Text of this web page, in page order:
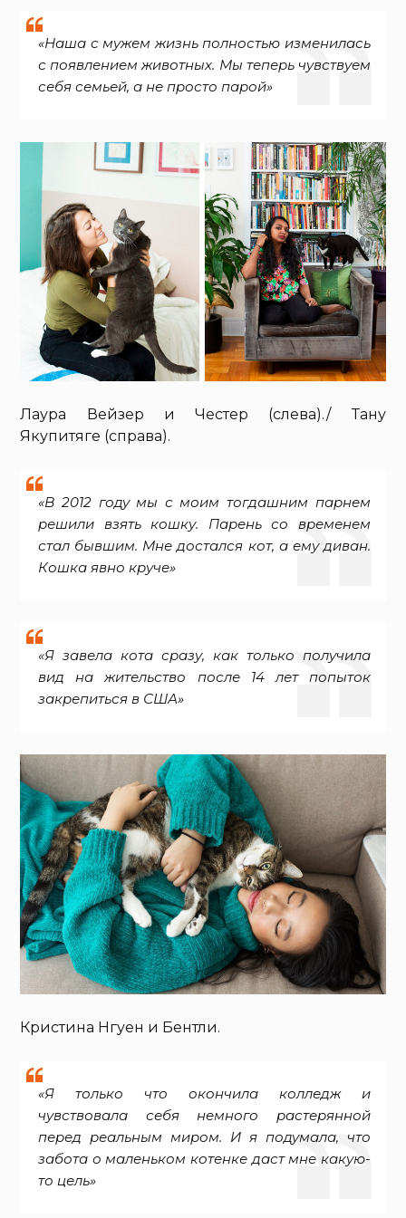
«Наша с мужем жизнь полностью изменилась
с появлением животных. Мы теперь чувствуем
себя семьей, а не просто парой»
Лаура Вейзер и Честер (слева)./ Тану
Якупитяге (справа).
«В 2012 году мы с моим тогдашним парнем
решили взять кошку. Парень со временем
стал бывшим. Мне достался кот, а ему диван.
Кошка явно круче»
«Я завела кота сразу, как только получила
вид на жительство после 14 лет попыток
закрепиться в США»
Кристина Нгуен и Бентли.
«Я только что окончила колледж и
чувствовала себя немного растерянной
перед реальным миром. И я подумала, что
забота о маленьком котенке даст мне какую-
то цель»